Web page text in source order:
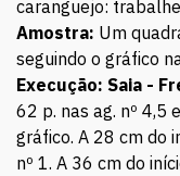
caranguejo:
Amostra: Um
seguindo o gráfico
Execução: Saia -
62 p. nas ag. nº 4,5
gráfico. A 28 cm do
nº 1. A 36 cm do